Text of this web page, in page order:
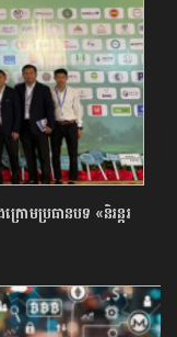
រោមប្រធានបទ «និរន្តរ